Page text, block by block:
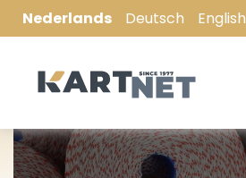
Nederlands Deutsch English
Boomkluitnet / Machinegaas
Palletwikkelnet / Palletwrap